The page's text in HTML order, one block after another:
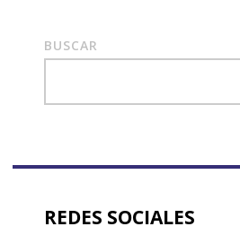
BUSCAR
REDES SOCIALES